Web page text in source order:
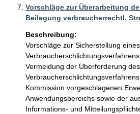
Vorschläge zur Überarbeitung
Beilegung verbraucherrechtl.
Beschreibung:
Vorschläge zur Sicherstellung
Vermeidung der Überforderung des
Kommission vorgeschlagenen
Anwendungsbereichs sowie der
Informations- und